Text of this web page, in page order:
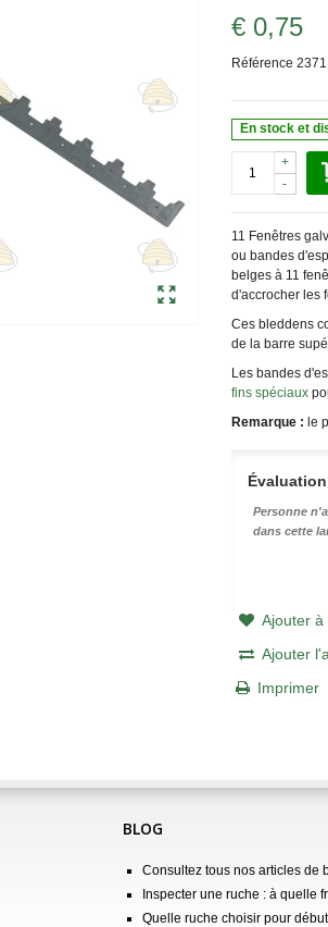
€ 0,75
Référence 2371
En stock et
-
+
11 Fenêtres
ou bandes
belges à 11
d'accrocher les
Ces bleddens
de la barre
Les bandes
fins spéciaux
Remarque : le
Personne
dans cette
Ajouter à
Ajouter
Imprimer
BLOG
Consultez tous nos articles de
Inspecter une ruche : à quelle
Quelle ruche choisir pour